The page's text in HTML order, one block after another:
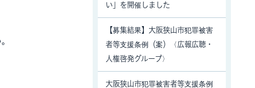
い」を開催しました
【募集結果】大阪狭山市犯罪被害
者等支援条例（案）〈広報広聴・
人権啓発グループ〉
大阪狭山市犯罪被害者等支援条例